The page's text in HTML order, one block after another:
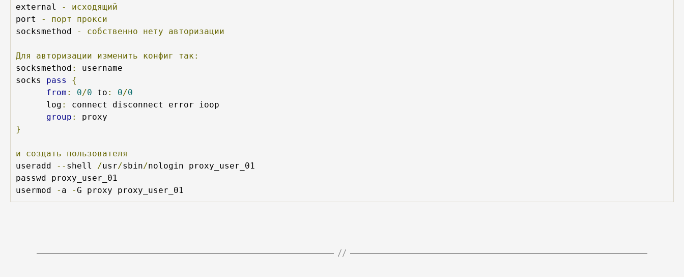
external
-
исходящий
port
- порт
прокси
socksmethod
- собственно нету авторизации
Для авторизации изменить конфиг
так:
socksmethod :
username
socks pass
{
from : 0/0 to : 0/0
      log
:
connect disconnect error ioop
group :
}
и создать
пользователя
useradd
-- shell /usr/sbin/nologin proxy_user_01
passwd proxy_user_01
usermod
- a -